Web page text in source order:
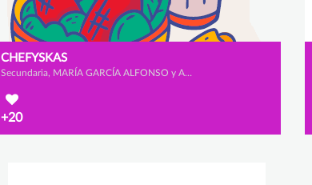
CHEFYSKAS
Secundaria, MARÍA GARCÍA ALFONSO y ALEJANDRA ZURDO GUTIÉRREZ
+20